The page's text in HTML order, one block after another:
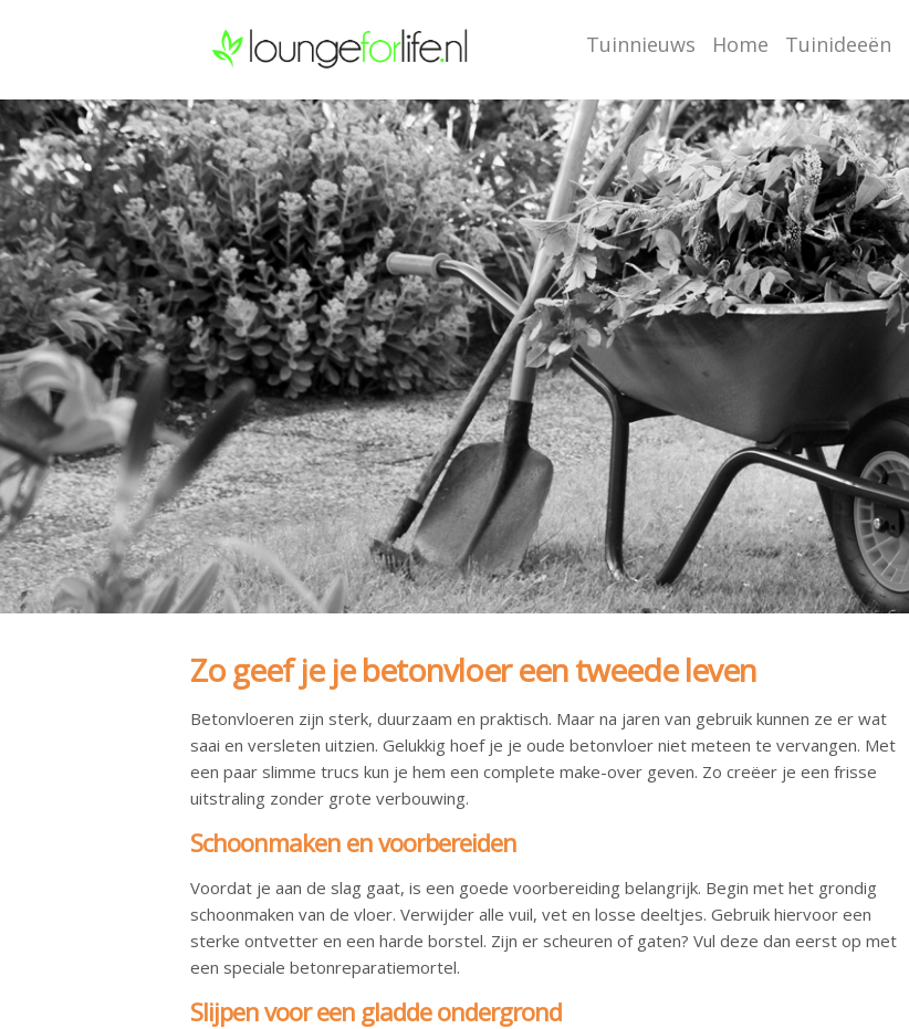
Tuinnieuws Home Tuinideeën
Zo geef je je betonvloer een tweede leven
Betonvloeren zijn sterk, duurzaam en praktisch. Maar na jaren van gebruik kunnen ze er wat
saai en versleten uitzien. Gelukkig hoef je je oude betonvloer niet meteen te vervangen. Met
een paar slimme trucs kun je hem een complete make-over geven. Zo creëer je een frisse
uitstraling zonder grote verbouwing.
Schoonmaken en voorbereiden
Voordat je aan de slag gaat, is een goede voorbereiding belangrijk. Begin met het grondig
schoonmaken van de vloer. Verwijder alle vuil, vet en losse deeltjes. Gebruik hiervoor een
sterke ontvetter en een harde borstel. Zijn er scheuren of gaten? Vul deze dan eerst op met
een speciale betonreparatiemortel.
Slijpen voor een gladde ondergrond